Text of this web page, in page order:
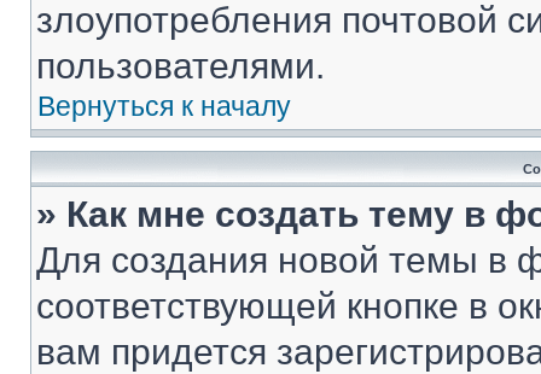
злоупотребления почтовой
пользователями.
Вернуться к началу
» Как мне создать тему в
Для создания новой темы в
соответствующей кнопке в
вам придется